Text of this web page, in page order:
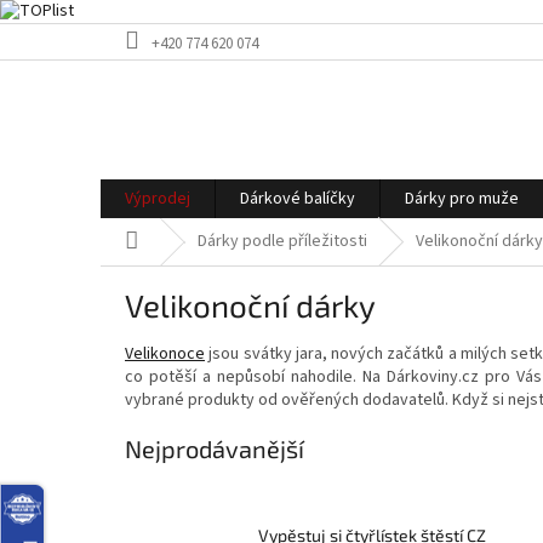
na
+420 774 620 074
Výprodej Dárkové balíčky Dárky pro muže
Domů Dárky podle příležitosti Velikonoční dárky
Velikonoční dárky
Velikonoce jsou svátky jara, nových začátků a milých
co potěší a nepůsobí nahodile. Na Dárkoviny.cz pro
vybrané produkty od ověřených dodavatelů. Když si
Nejprodávanější
Vypěstuj si čtyřlístek štěstí CZ